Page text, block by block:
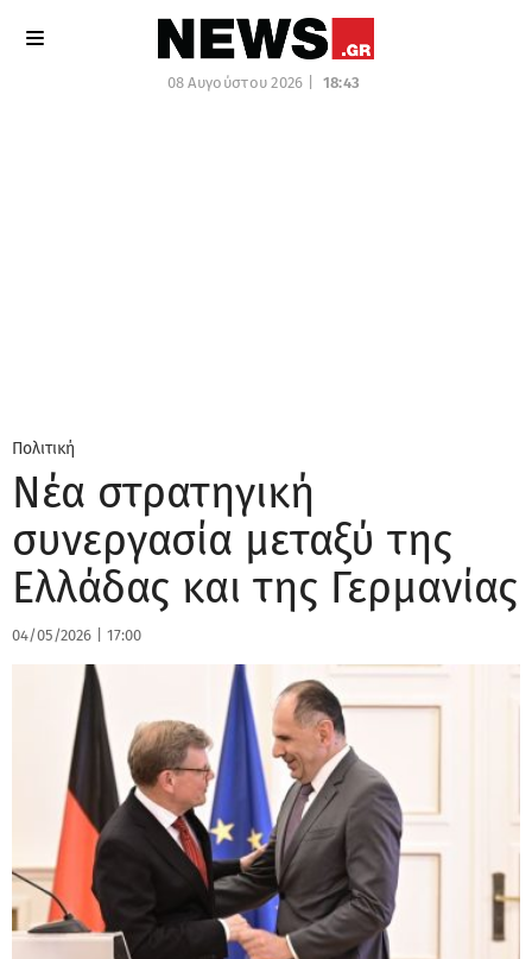
08 Αυγούστου 2026 | 18:43
Πολιτική
Νέα στρατηγική
συνεργασία μεταξύ της
Ελλάδας και της Γερμανίας
04/05/2026 17:00